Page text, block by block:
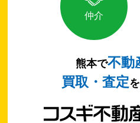
仲介
熊本で不動
買取・査定